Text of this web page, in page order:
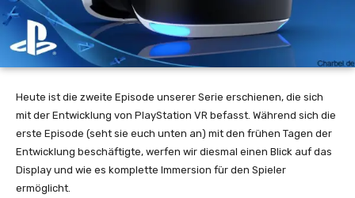
Heute ist die zweite Episode unserer Serie erschienen, die sich
mit der Entwicklung von PlayStation VR befasst. Während sich die
erste Episode (seht sie euch unten an) mit den frühen Tagen der
Entwicklung beschäftigte, werfen wir diesmal einen Blick auf das
Display und wie es komplette Immersion für den Spieler
ermöglicht.